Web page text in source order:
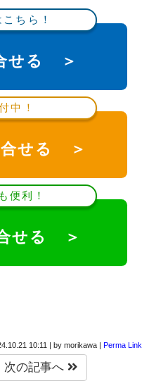
ちら！
せる ＞
中！
合せる ＞
便利！
せる ＞
10:11 | by morikawa | Perma Link
次の記事へ